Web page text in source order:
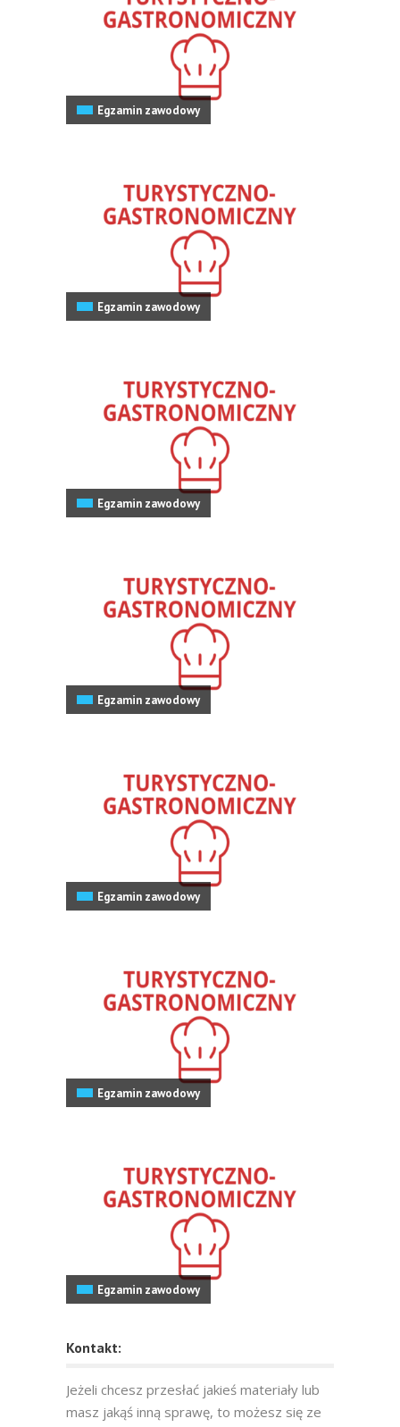
Egzamin zawodowy
Egzamin zawodowy
Egzamin zawodowy
Egzamin zawodowy
Egzamin zawodowy
Egzamin zawodowy
Egzamin zawodowy
Kontakt:
Jeżeli chcesz przesłać jakieś materiały lub
masz jakąś inną sprawę, to możesz się ze